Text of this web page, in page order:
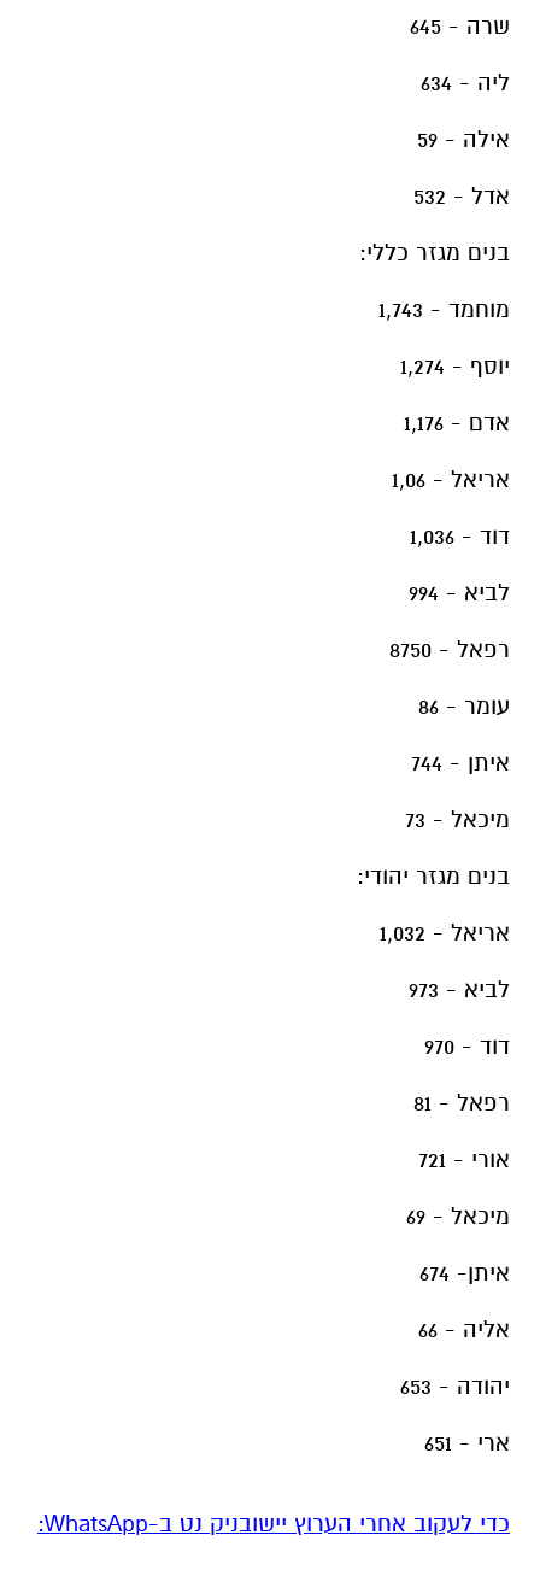
שרה - 645
ליה - 634
אילה - 59
אדל - 532
בנים מגזר כללי:
מוחמד - 1,743
יוסף - 1,274
אדם - 1,176
אריאל - 1,06
דוד - 1,036
לביא - 994
רפאל - 8750
עומר - 86
איתן - 744
מיכאל - 73
בנים מגזר יהודי:
אריאל - 1,032
לביא - 973
דוד - 970
רפאל - 81
אורי - 721
מיכאל - 69
איתן- 674
אליה - 66
יהודה - 653
ארי - 651
‏כדי לעקוב אחרי הערוץ יישובניק נט ב-WhatsApp:‏‏‏